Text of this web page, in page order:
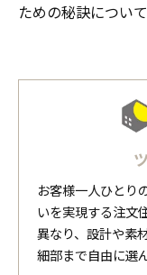
ための秘訣につい
お客様一人ひとり
いを実現する注文
異なり、設計や素
細部まで自由に選